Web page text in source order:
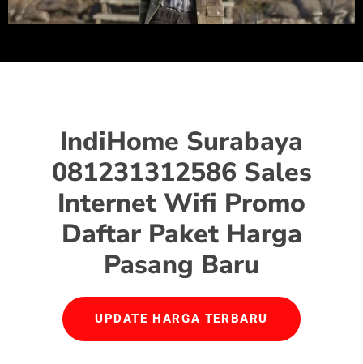
IndiHome Surabaya
081231312586 Sales
Internet Wifi Promo
Daftar Paket Harga
Pasang Baru
UPDATE HARGA TERBARU